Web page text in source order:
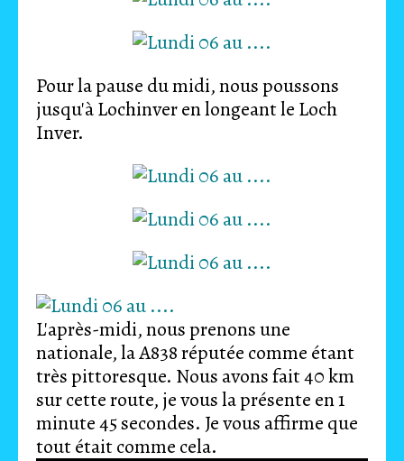
Pour la pause du midi, nous poussons
jusqu'à Lochinver en longeant le Loch
Inver.
L'après-midi, nous prenons une
nationale, la A838 réputée comme étant
très pittoresque. Nous avons fait 40 km
sur cette route, je vous la présente en 1
minute 45 secondes. Je vous affirme que
tout était comme cela.